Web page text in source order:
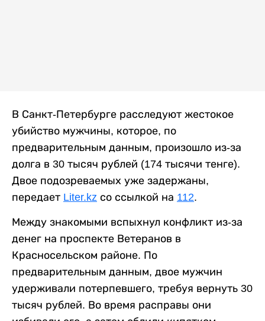
В Санкт-Петербурге расследуют жестокое
убийство мужчины, которое, по
предварительным данным, произошло из-за
долга в 30 тысяч рублей (174 тысячи тенге).
Двое подозреваемых уже задержаны,
передает Liter.kz со ссылкой на 112.
Между знакомыми вспыхнул конфликт из-за
денег на проспекте Ветеранов в
Красносельском районе. По
предварительным данным, двое мужчин
удерживали потерпевшего, требуя вернуть 30
тысяч рублей. Во время расправы они